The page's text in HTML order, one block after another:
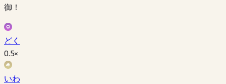
御！
どく
0.5×
いわ